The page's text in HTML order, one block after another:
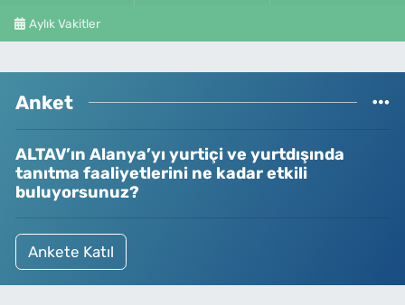
Aylık Vakitler
Anket
ALTAV’ın Alanya’yı yurtiçi ve yurtdışında
tanıtma faaliyetlerini ne kadar etkili
buluyorsunuz?
Ankete Katıl